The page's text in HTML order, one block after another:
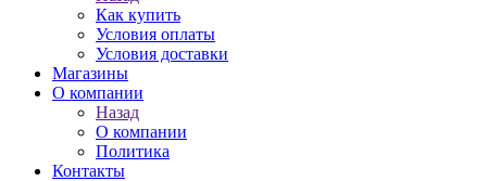
Как купить
Условия оплаты
Условия доставки
Магазины
О компании
Назад
О компании
Политика
Контакты